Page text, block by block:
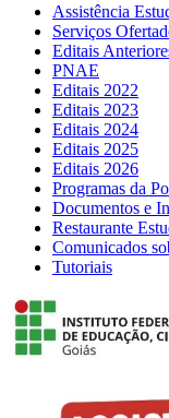
Assistência
Serviços
Editais
PNAE
Editais 2022
Editais 2023
Editais 2024
Editais 2025
Editais 2026
Programas da
Documentos e
Restaurante
Comunicados
Tutoriais